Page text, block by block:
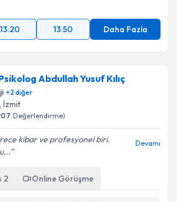
13:20 13:50 Daha Fazla
Abdullah Yusuf Kılıç
+2 diğer
, İzmit
Değerlendirme)
kibar ve profesyonel biri.
Devamı
2 Online Görüşme